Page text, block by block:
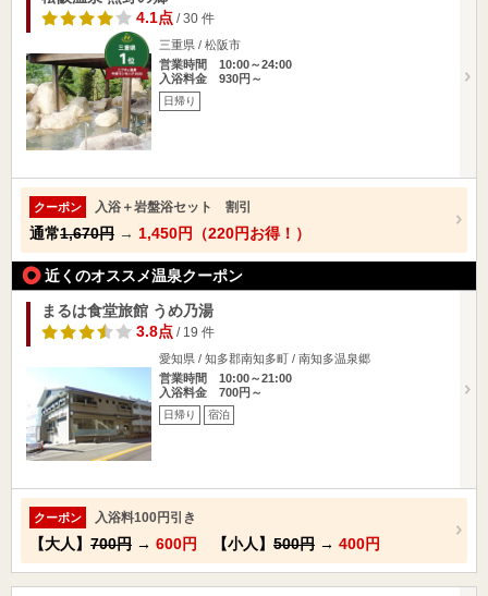
4.1点/ 30 件
三重県 / 松阪市
営業時間 10:00～24:00
入浴料金 930円～
日帰り
クーポン 入浴＋岩盤浴セット 割引
通常1,670円 → 1,450円（220円お得！）
近くのオススメ温泉クーポン
まるは食堂旅館 うめ乃湯
3.8点/ 19 件
愛知県 / 知多郡南知多町 / 南知多温泉郷
営業時間 10:00～21:00
入浴料金 700円～
日帰り 宿泊
クーポン 入浴料100円引き
【大人】 700円 → 600円 【小人】 500円 → 400円